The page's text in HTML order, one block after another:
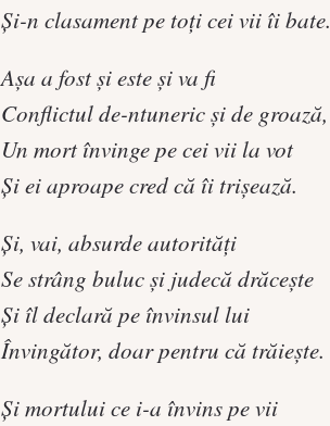
Şi-n clasament pe toţi cei vii îi bate.
Aşa a fost şi este şi va fi
Conflictul de-ntuneric şi de groază,
Un mort învinge pe cei vii la vot
Şi ei aproape cred că îi trişează.
Şi, vai, absurde autorităţi
Se strâng buluc şi judecă drăceşte
Şi îl declară pe învinsul lui
Învingător, doar pentru că trăieşte.
Şi mortului ce i-a învins pe vii